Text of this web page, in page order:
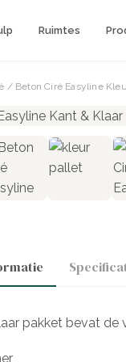
Ruimtes
/ Beton Ciré Easyline
pakket bevat